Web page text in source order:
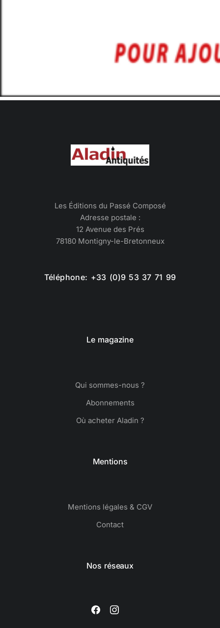
Les Éditions du Passé Composé
Adresse postale :
12 Avenue des Prés
78180 Montigny-le-Bretonneux
Téléphone: +33 (0)9 53 37 71 99
Le magazine
Qui sommes-nous ?
Abonnements
Où acheter Aladin ?
Mentions
Mentions légales & CGV
Contact
Nos réseaux